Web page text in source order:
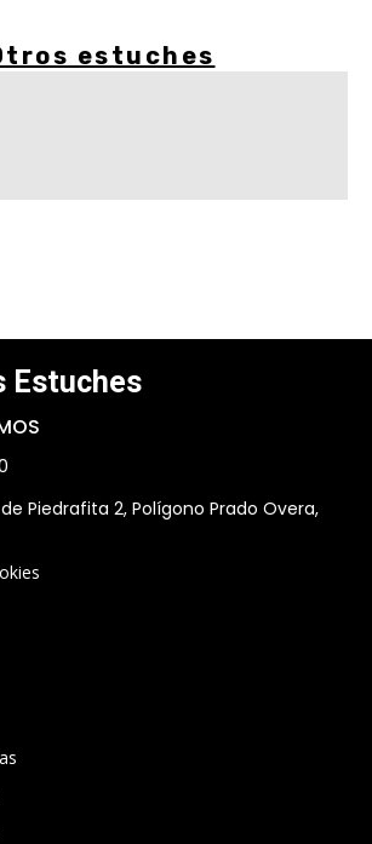
estuches
Estuches
Piedrafita 2, Polígono Prado Overa,